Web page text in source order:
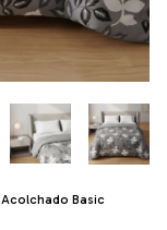
Acolchado Basic